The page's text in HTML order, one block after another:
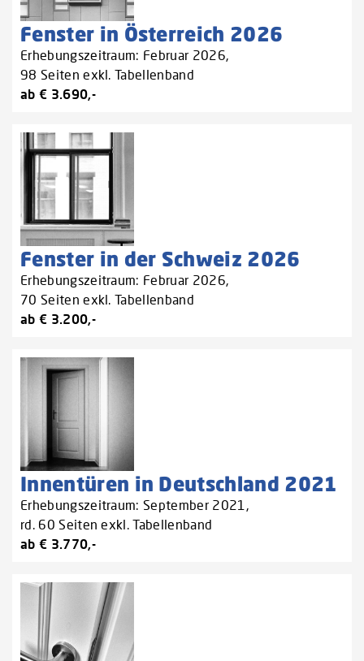
Fenster in Österreich 2026
Erhebungszeitraum: Februar 2026,
98 Seiten exkl. Tabellenband
ab € 3.690,-
Fenster in der Schweiz 2026
Erhebungszeitraum: Februar 2026,
70 Seiten exkl. Tabellenband
ab € 3.200,-
Innentüren in Deutschland 2021
Erhebungszeitraum: September 2021,
rd. 60 Seiten exkl. Tabellenband
ab € 3.770,-